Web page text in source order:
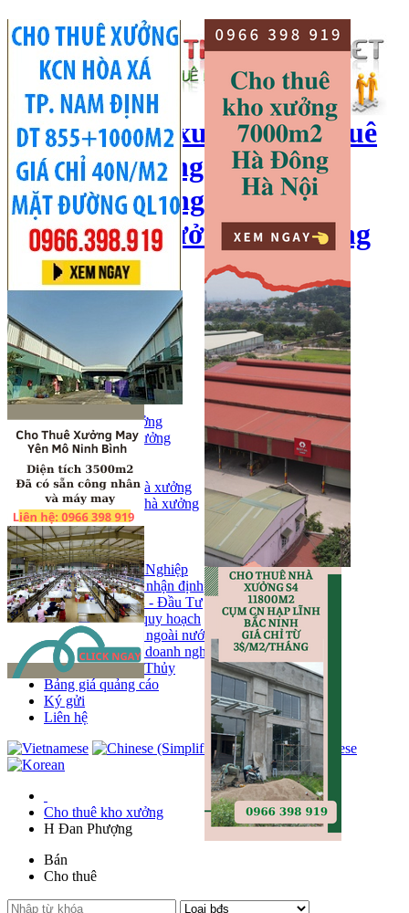
cho thuê kho xưởng, cho thuê
kho, kho xưởng hà nội, cho
thuê nhà xưởng, cho thuê
xưởng, kho xưởng hải dương
Hotline:0966 398 919
Đăng ký
Đăng tin bán/cho thuê
Trang chủ
Bán kho, nhà xưởng
Bán kho xưởng
Kho
Mặt bằng
Cho thuê kho, nhà xưởng
Cho thuê nhà xưởng
Kho
Mặt bằng
Tin tức
Khu Công Nghiệp
Phân tích - nhận định
Chính sách - Đầu Tư
Thông tin quy hoạch
Thị trường ngoài nước
Hoạt động doanh nghiẹp
Tin Phong Thủy
Bảng giá quảng cáo
Ký gửi
Liên hệ
Cho thuê kho xưởng
H Đan Phượng
Bán
Cho thuê